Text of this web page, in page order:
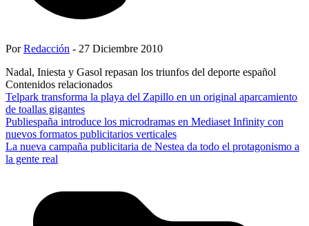
PorRedacción - 27 Diciembre 2010
Nadal, Iniesta y Gasol repasan los triunfos del deporte español
Contenidos relacionados
Telpark transforma la playa del Zapillo en un original aparcamiento
de toallas gigantes
Publiespaña introduce los microdramas en Mediaset Infinity con
nuevos formatos publicitarios verticales
La nueva campaña publicitaria de Nestea da todo el protagonismo a
la gente real